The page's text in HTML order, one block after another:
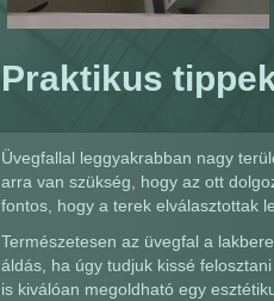
Praktikus
Üvegfallal leggyakrabban nagy
arra van szükség, hogy az ott
fontos, hogy a terek elválasztottak
Természetesen az üvegfal a
áldás, ha úgy tudjuk kissé
is kiválóan megoldható egy